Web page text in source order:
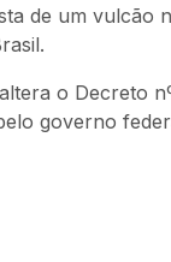
de um vulcão
o Decreto
governo